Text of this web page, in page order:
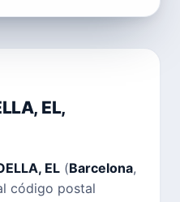
EL,
EL (Barcelona,
código postal